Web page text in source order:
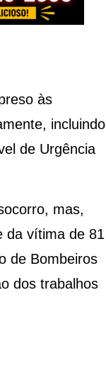
às
incluindo
de Urgência
mas,
da vítima de 81
de Bombeiros
dos trabalhos